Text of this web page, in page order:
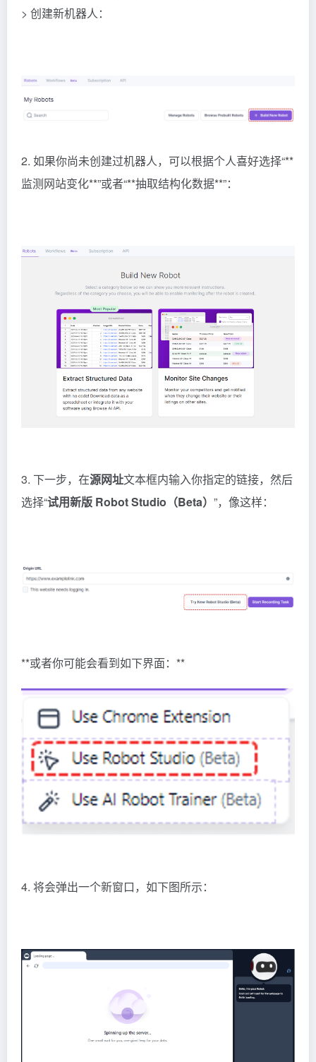
> 创建新机器人：
2. 如果你尚未创建过机器人，可以根据个人喜好选择“**
监测网站变化**”或者“**抽取结构化数据**”：
3. 下一步，在源网址文本框内输入你指定的链接，然后
选择“试用新版 Robot Studio（Beta） ”，像这样：
**或者你可能会看到如下界面：**
4. 将会弹出一个新窗口，如下图所示：